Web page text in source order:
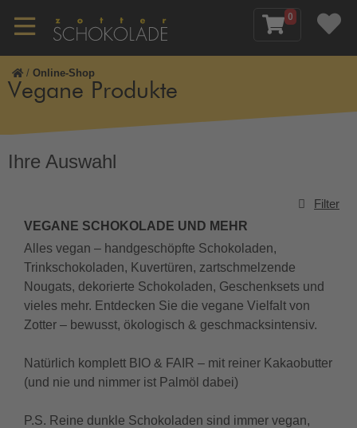
0
/ Online-Shop
Vegane Produkte
VEGANE SCHOKOLADE UND MEHR
Alles vegan – handgeschöpfte Schokoladen,
Trinkschokoladen, Kuvertüren, zartschmelzende
Nougats, dekorierte Schokoladen, Geschenksets und
vieles mehr. Entdecken Sie die vegane Vielfalt von
Zotter – bewusst, ökologisch & geschmacksintensiv.
Natürlich komplett BIO & FAIR – mit reiner Kakaobutter
(und nie und nimmer ist Palmöl dabei)
P.S. Reine dunkle Schokoladen sind immer vegan,
Ihre Auswahl
Filter